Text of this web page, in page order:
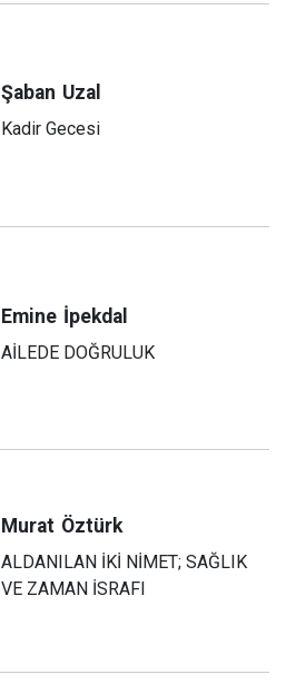
Şaban Uzal
Kadir Gecesi
Emine İpekdal
AİLEDE DOĞRULUK
Murat Öztürk
ALDANILAN İKİ NİMET; SAĞLIK
VE ZAMAN İSRAFI